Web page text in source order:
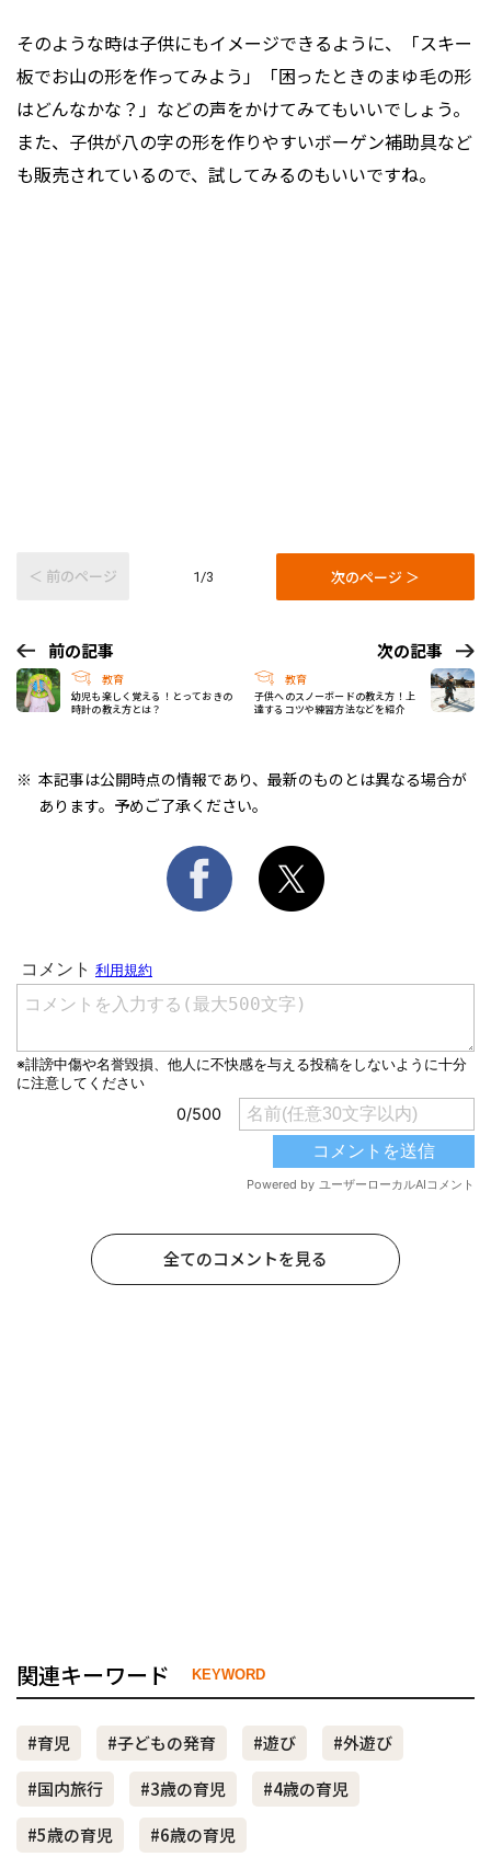
そのような時は子供にもイメージできるように、「スキー
板でお山の形を作ってみよう」「困ったときのまゆ毛の形
はどんなかな？」などの声をかけてみてもいいでしょう。
また、子供が八の字の形を作りやすいボーゲン補助具など
も販売されているので、試してみるのもいいですね。
＜ 前のページ 1/3 次のページ ＞
前の記事
教育
幼児も楽しく覚える！とっておきの
時計の教え方とは？
次の記事
教育
子供へのスノーボードの教え方！上
達するコツや練習方法などを紹介
本記事は公開時点の情報であり、最新のものとは異なる場合が
あります。予めご了承ください。
全てのコメントを見る
関連キーワード KEYWORD
#育児 #子どもの発育 #遊び
#外遊び
#国内旅行
#3歳の育児
#4歳の育児
#5歳の育児
#6歳の育児